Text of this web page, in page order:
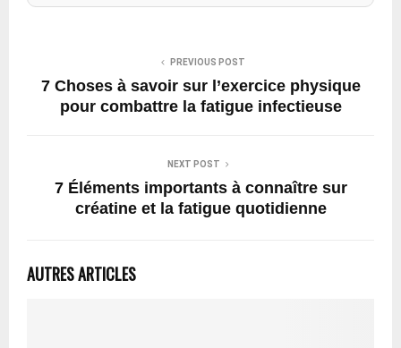
PREVIOUS POST
7 Choses à savoir sur l’exercice physique
pour combattre la fatigue infectieuse
NEXT POST
7 Éléments importants à connaître sur
créatine et la fatigue quotidienne
AUTRES ARTICLES